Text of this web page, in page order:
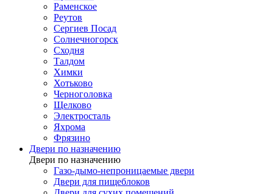
Раменское
Реутов
Сергиев Посад
Солнечногорск
Сходня
Талдом
Химки
Хотьково
Черноголовка
Щелково
Электросталь
Яхрома
Фрязино
Двери по назначению
Двери по назначению
Газо-дымо-непроницаемые двери
Двери для пищеблоков